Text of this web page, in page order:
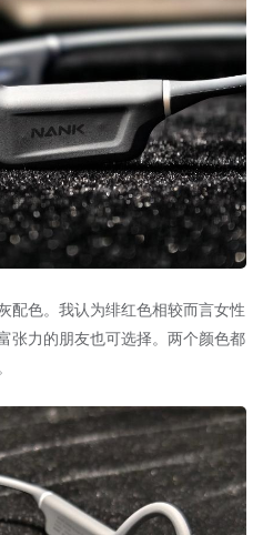
配色。我认为绯红色相较而言女性
张力的朋友也可选择。两个颜色都